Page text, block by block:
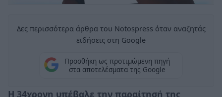
Δες περισσότερα άρθρα του Notospress όταν αναζητάς
ειδήσεις στη Google
Προσθήκη ως προτιμώμενη πηγή
στα αποτελέσματα της Google
Η 34χρονη υπέβαλε την παραίτησή της